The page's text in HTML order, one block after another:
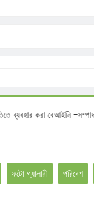
করা বেআইনি -সম্পাদক
ফটো গ্যালারী পরিবেশ